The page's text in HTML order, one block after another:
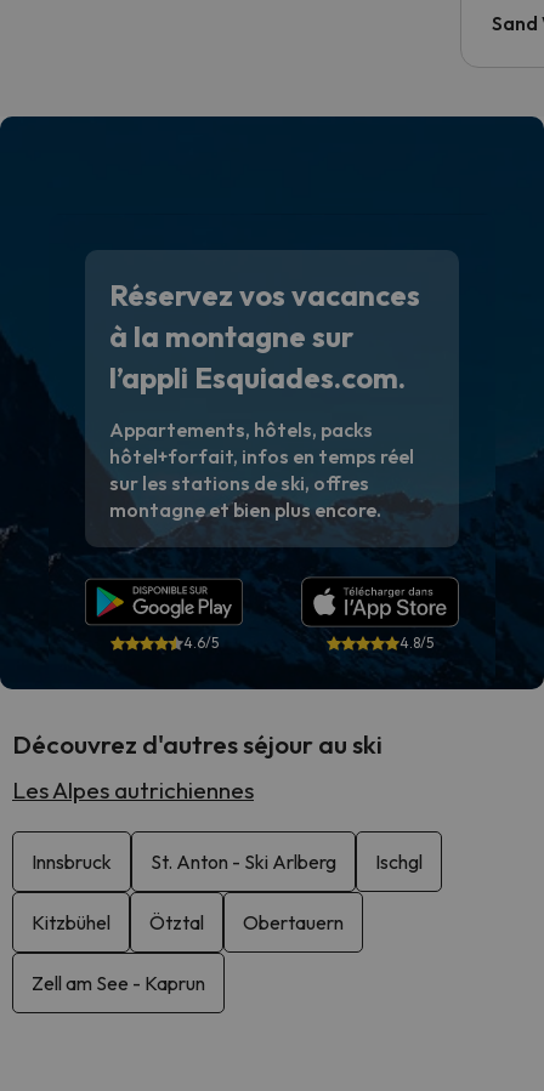
Sand
Réservez vos vacances
à la montagne sur
l’appli Esquiades.com.
Appartements, hôtels, packs
hôtel+forfait, infos en temps réel
sur les stations de ski, offres
montagne et bien plus encore.
4.6/5 4.8/5
Découvrez d'autres séjour au ski
Les Alpes autrichiennes
Innsbruck St. Anton - Ski Arlberg Ischgl
Kitzbühel Ötztal Obertauern
Zell am See - Kaprun